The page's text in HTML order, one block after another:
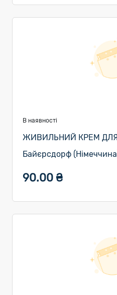
В наявності
ЖИВИЛЬНИЙ КРЕМ ДЛЯ
Байєрсдорф
90.00 ₴